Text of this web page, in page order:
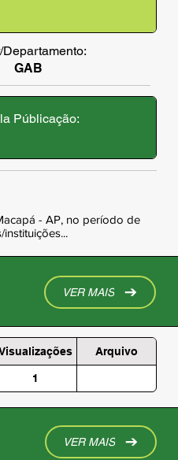
Departamento:
GAB
Públicação:
- AP, no período de
VER MAIS
Arquivo
1
VER MAIS